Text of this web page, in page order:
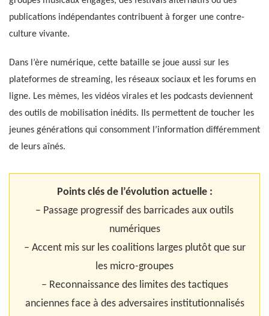
publications indépendantes contribuent à forger une contre-
culture vivante.
Dans l’ère numérique, cette bataille se joue aussi sur les
plateformes de streaming, les réseaux sociaux et les forums en
ligne. Les mèmes, les vidéos virales et les podcasts deviennent
des outils de mobilisation inédits. Ils permettent de toucher les
jeunes générations qui consomment l’information différemment
de leurs aînés.
Points clés de l’évolution actuelle :
– Passage progressif des barricades aux outils
numériques
– Accent mis sur les coalitions larges plutôt que sur
les micro-groupes
– Reconnaissance des limites des tactiques
anciennes face à des adversaires institutionnalisés